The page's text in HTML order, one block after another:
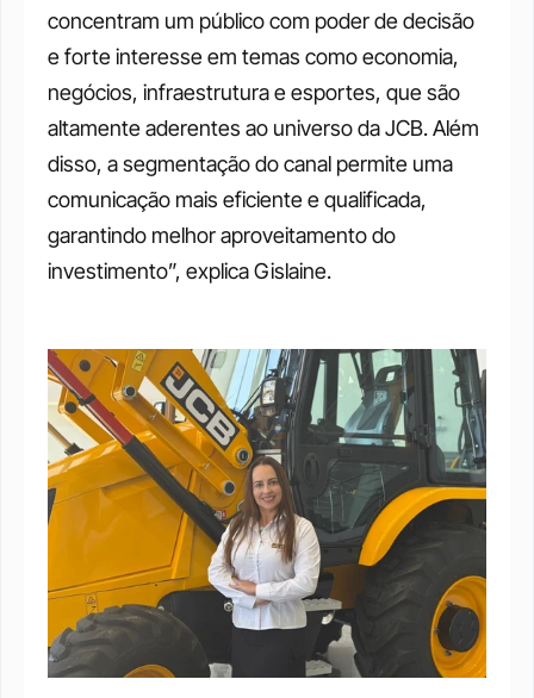
concentram um público com poder de decisão
e forte interesse em temas como economia,
negócios, infraestrutura e esportes, que são
altamente aderentes ao universo da JCB. Além
disso, a segmentação do canal permite uma
comunicação mais eficiente e qualificada,
garantindo melhor aproveitamento do
investimento”, explica Gislaine.